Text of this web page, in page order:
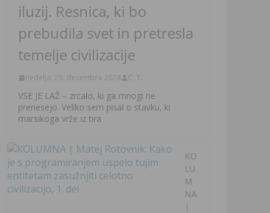
iluzij. Resnica, ki bo
prebudila svet in pretresla
temelje civilizacije
nedelja, 29. decembra 2024 C. T.
VSE JE LAŽ – zrcalo, ki ga mnogi ne
prenesejo. Veliko sem pisal o stavku, ki
marsikoga vrže iz tira
KO
LU
M
NA
|